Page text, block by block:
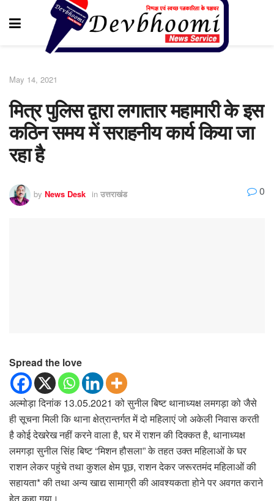
May 14, 2021
मित्र पुलिस द्वारा लगातार महामारी के इस
कठिन समय में सराहनीय कार्य किया जा
रहा है
by News Desk in उत्तराखंड 0
Spread the love
अल्मोड़ा दिनांक 13.05.2021 को सुनील बिष्ट थानाध्यक्ष लमगड़ा को जैसे
ही सूचना मिली कि थाना क्षेत्रान्तर्गत में दो महिलाएं जो अकेली निवास करती
है कोई देखरेख नहीं करने वाला है, घर में राशन की दिक्कत है, थानाध्यक्ष
लमगड़ा सुनील सिंह बिष्ट “मिशन हौसला” के तहत उक्त महिलाओं के घर
राशन लेकर पहुंचे तथा कुशल क्षेम पूछ, राशन देकर जरूरतमंद महिलाओं की
सहायता* की तथा अन्य खाद्य सामाग्री की आवश्यकता होने पर अवगत कराने